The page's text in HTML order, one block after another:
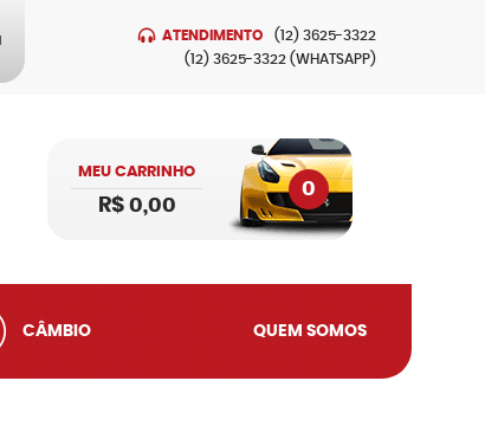
ATENDIMENTO (12) 3625-3322
(12) 3625-3322 (WHATSAPP)
MEU CARRINHO
0
R$ 0,00
CÂMBIO QUEM SOMOS